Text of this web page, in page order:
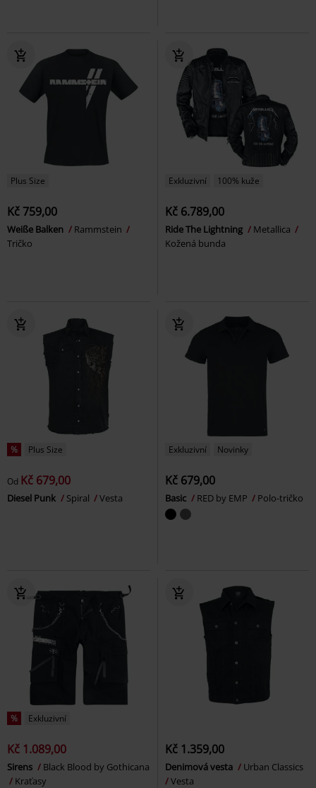
Plus Size
Kč 759,00
Weiße Balken
Rammstein
Tričko
Exkluzivní 100% kuže
Kč 6.789,00
Ride The Lightning
Metallica
Kožená bunda
% Plus Size
Od Kč 679,00
Diesel Punk Spiral Vesta
Exkluzivní Novinky
Kč 679,00
Basic RED by EMP Polo-tričko
% Exkluzivní
Kč 1.089,00
Sirens
Black Blood by Gothicana
Kraťasy
Kč 1.359,00
Denimová vesta
Urban Classics
Vesta